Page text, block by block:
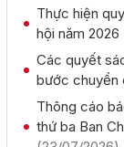
Giới thiệu
đất trên địa
(28/07/2026,
Thông báo về
chủ trương
Thực hiện
hội năm 2026
Các quyết
bước chuyển
Thông cáo
thứ ba Ban